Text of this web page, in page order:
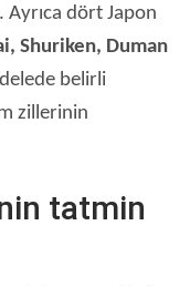
dört Japon
Shuriken, Duman
belirli
zillerinin
tatmin